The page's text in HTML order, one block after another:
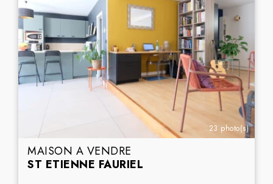
23 photo(s)
MAISON A VENDRE
ST ETIENNE FAURIEL